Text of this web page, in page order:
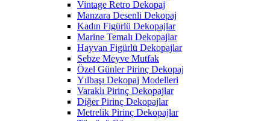
Vintage Retro Dekopaj
Manzara Desenli Dekopaj
Kadın Figürlü Dekopajlar
Marine Temalı Dekopajlar
Hayvan Figürlü Dekopajlar
Sebze Meyve Mutfak
Özel Günler Pirinç Dekopaj
Yılbaşı Dekopaj Modelleri
Varaklı Pirinç Dekopajlar
Diğer Pirinç Dekopajlar
Metrelik Pirinç Dekopajlar